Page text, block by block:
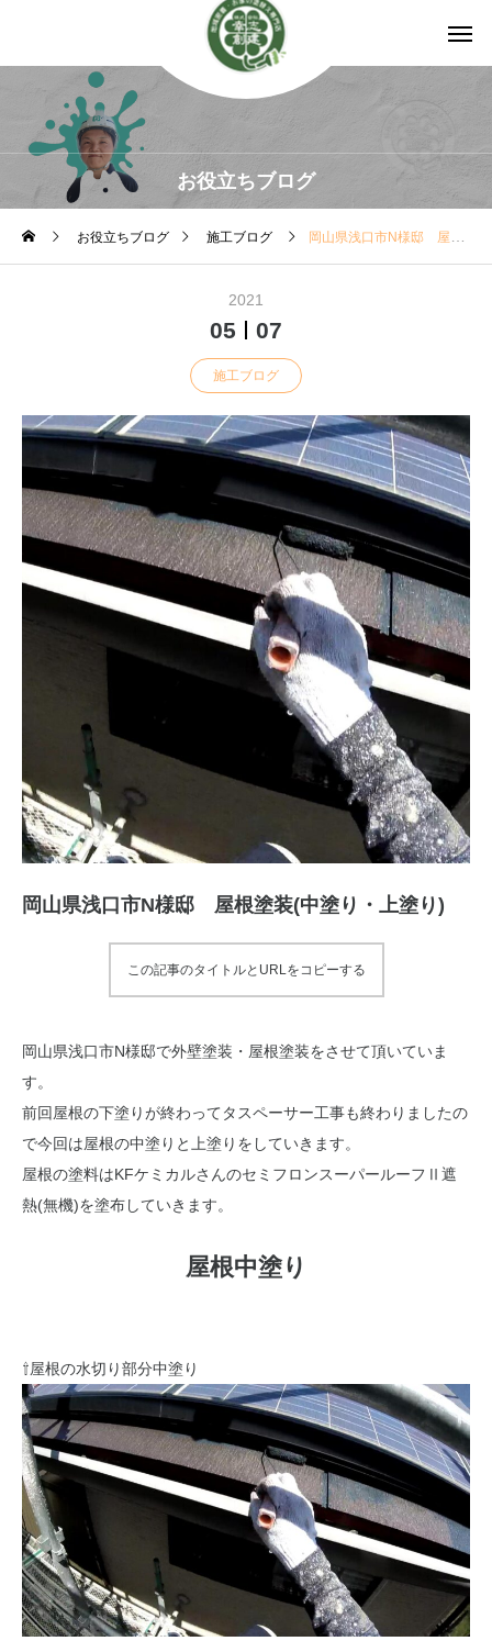
お役立ちブログ
お役立ちブログ 施工ブログ 岡山県浅口市N様邸 屋根塗装(中塗り・上塗り)
2021
05 07
施工ブログ
岡山県浅口市N様邸 屋根塗装(中塗り・上塗り)
この記事のタイトルとURLをコピーする
岡山県浅口市N様邸で外壁塗装・屋根塗装をさせて頂いていま
す。
前回屋根の下塗りが終わってタスペーサー工事も終わりましたの
で今回は屋根の中塗りと上塗りをしていきます。
屋根の塗料はKFケミカルさんのセミフロンスーパールーフⅡ遮
熱(無機)を塗布していきます。
屋根中塗り
⇧屋根の水切り部分中塗り